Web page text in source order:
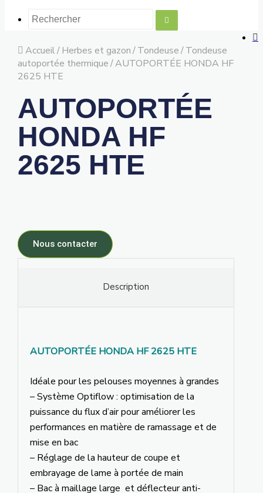
Accueil/ Herbes et gazon/ Tondeuse/ Tondeuse
autoportée thermique/AUTOPORTÉE HONDA HF
2625 HTE
AUTOPORTÉE
HONDA HF
2625 HTE
Nous contacter
Description
AUTOPORTÉE HONDA HF 2625 HTE
Idéale pour les pelouses moyennes à grandes
– Système Optiflow : optimisation de la
puissance du flux d’air pour améliorer les
performances en matière de ramassage et de
mise en bac
– Réglage de la hauteur de coupe et
embrayage de lame à portée de main
– Bac à maillage large et déflecteur anti-